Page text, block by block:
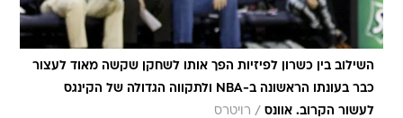
השילוב בין כשרון לפיזיות הפך אותו לשחקן שקשה מאוד לעצור
כבר בעונתו הראשונה ב-NBA ולתקווה הגדולה של הקינגס
לעשור הקרוב. אוונס / רויטרס